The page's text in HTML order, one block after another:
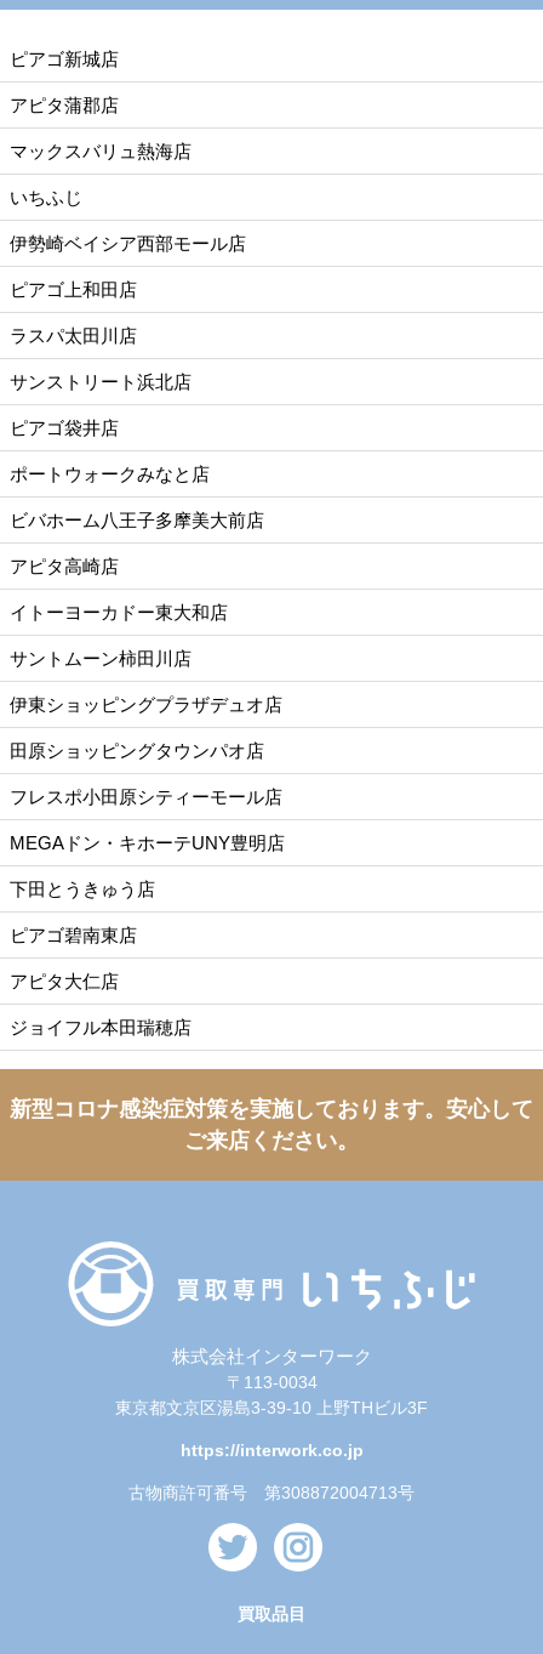
ピアゴ新城店
アピタ蒲郡店
マックスバリュ熱海店
いちふじ
伊勢崎ベイシア西部モール店
ピアゴ上和田店
ラスパ太田川店
サンストリート浜北店
ピアゴ袋井店
ポートウォークみなと店
ビバホーム八王子多摩美大前店
アピタ高崎店
イトーヨーカドー東大和店
サントムーン柿田川店
伊東ショッピングプラザデュオ店
田原ショッピングタウンパオ店
フレスポ小田原シティーモール店
MEGAドン・キホーテUNY豊明店
下田とうきゅう店
ピアゴ碧南東店
アピタ大仁店
ジョイフル本田瑞穂店
新型コロナ感染症対策を実施しております。 安心して
ご来店ください。
株式会社インターワーク
〒113-0034
東京都文京区湯島3-39-10 上野THビル3F
https://interwork.co.jp
古物商許可番号 第308872004713号
買取品目